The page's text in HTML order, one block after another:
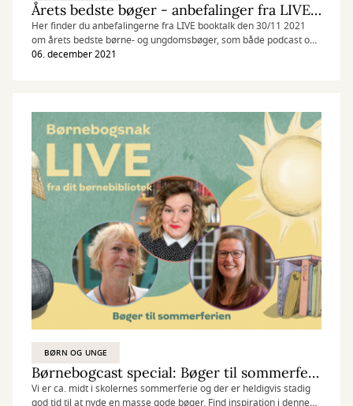
Årets bedste bøger - anbefalinger fra LIVE booktalk
Her finder du anbefalingerne fra LIVE booktalk den 30/11 2021
om årets bedste børne- og ungdomsbøger, som både podcast og
bogliste.
06. december 2021
BØRN OG UNGE
Børnebogcast special: Bøger til sommerferien
Vi er ca. midt i skolernes sommerferie og der er heldigvis stadig
god tid til at nyde en masse gode bøger. Find inspiration i denne